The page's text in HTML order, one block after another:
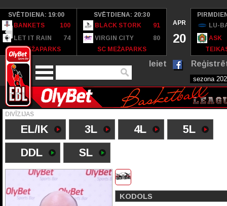
SVĒTDIENA: 19:00
BANKETS
100
LET IT RAIN
74
SC MEŽAPARKS
SVĒTDIENA: 20:30
BLACK STORK
91
VIRGIN CITY
80
SC MEŽAPARKS
APR
20
LU-
ASK
Ieiet
DIVĪZIJAS
EL/IK 3L 4L
5L
DDL
SL
KODOLS